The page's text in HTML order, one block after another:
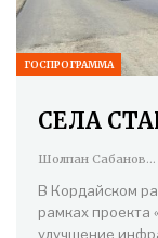
ГОСПРОГРАММА
СЕЛА
Шолпан Сабанова
В Кордайском
рамках проекта
улучшение